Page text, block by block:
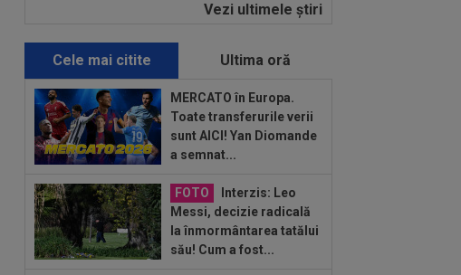
Reacție categorică,
07:56
Anunțul care a luat prin
surprindere lumea tenisului: Irina Begu s-
a căsătorit
07:47
Ce s-a întâmplat în tribune, după
Craiova - FC Argeș 0-1. Cum a fost
surprins...
România. ”Nu avea nicio legătură ce-mi
imaginam eu cu...
07:33
A făcut anunțul despre Bîrligea,
înaintea partidei cu Sepsi
Vezi ultimele ştiri
Cele mai citite Ultima oră
MERCATO în Europa.
Toate transferurile verii
sunt AICI! Yan Diomande
a semnat...
FOTO
Interzis: Leo
Messi, decizie radicală
la înmormântarea tatălui
său! Cum a fost...